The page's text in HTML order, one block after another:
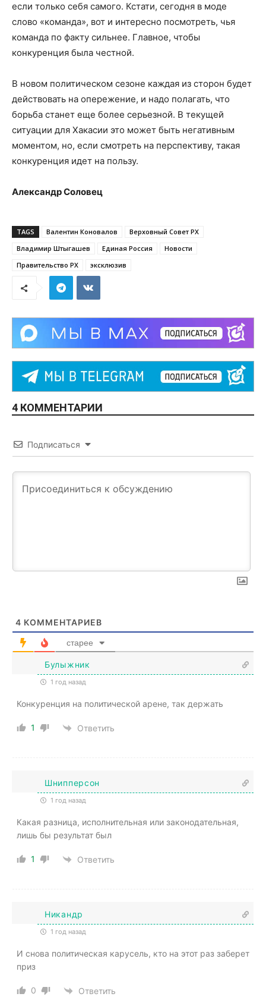
если только себя самого. Кстати, сегодня в моде
слово «команда», вот и интересно посмотреть, чья
команда по факту сильнее. Главное, чтобы
конкуренция была честной.
В новом политическом сезоне каждая из сторон будет
действовать на опережение, и надо полагать, что
борьба станет еще более серьезной. В текущей
ситуации для Хакасии это может быть негативным
моментом, но, если смотреть на перспективу, такая
конкуренция идет на пользу.
Александр Соловец
TAGS Валентин Коновалов
Верховный Совет РХ
Владимир Штыгашев
Единая Россия
Новости
Правительство РХ
эксклюзив
4 КОММЕНТАРИИ
Подписаться
4 КОММЕНТАРИЕВ
старее
Булыжник
1 год назад
Конкуренция на политической арене, так держать
1 Ответить
Шнипперсон
1 год назад
Какая разница, исполнительная или законодательная,
лишь бы результат был
1 Ответить
Никандр
1 год назад
И снова политическая карусель, кто на этот раз заберет
приз
0 Ответить